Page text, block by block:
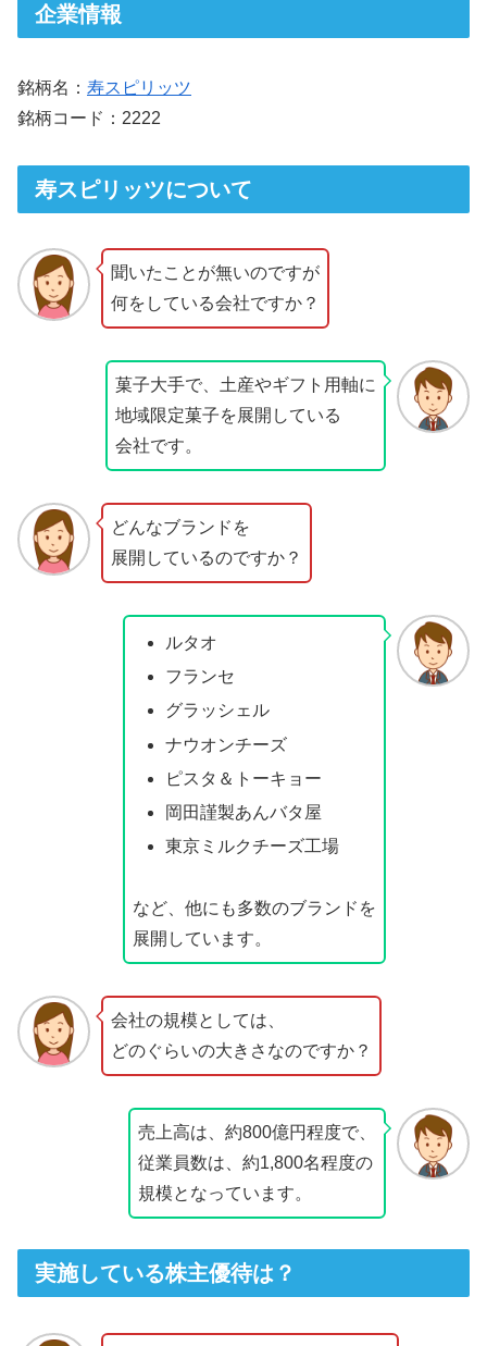
企業情報
銘柄名： 寿スピリッツ
銘柄コード：2222
寿スピリッツについて
聞いたことが無いのですが
何をしている会社ですか？
菓子大手で、土産やギフト用軸に
地域限定菓子を展開している
会社です。
どんなブランドを
展開しているのですか？
ルタオ
フランセ
グラッシェル
ナウオンチーズ
ピスタ＆トーキョー
岡田謹製あんバタ屋
東京ミルクチーズ工場
など、他にも多数のブランドを
展開しています。
会社の規模としては、
どのぐらいの大きさなのですか？
売上高は、約800億円程度で、
従業員数は、約1,800名程度の
規模となっています。
実施している株主優待は？